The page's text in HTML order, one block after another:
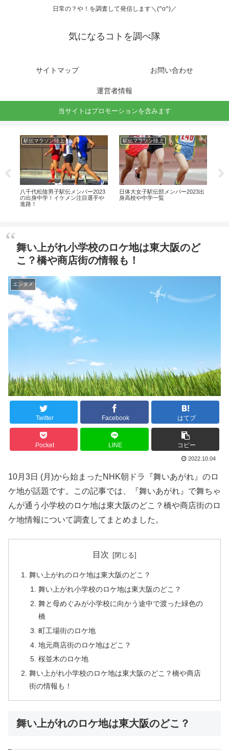
日常の？や！を調査して発信します＼(^o^)／
気になるコトを調べ隊
サイトマップ お問い合わせ
運営者情報
当サイトはプロモーションを含みます
駅伝マラソン陸上
八千代松陰男子駅伝メンバー2023
の出身中学！イケメン注目選手や
進路！
駅伝マラソン陸上
日体大女子駅伝部メンバー2023出
身高校や中学一覧
舞い上がれ小学校のロケ地は東大阪のど
こ？橋や商店街の情報も！
エンタメ
Twitter Facebook はてブ
Pocket LINE コピー
2022.10.04
10月3日 (月)から始まったNHK朝ドラ『舞いあがれ』のロ
ケ地が話題です。この記事では、『舞いあがれ』で舞ちゃ
んが通う小学校のロケ地は東大阪のどこ？橋や商店街のロ
ケ地情報について調査してまとめました。
目次
舞い上がれのロケ地は東大阪のどこ？
舞い上がれ小学校のロケ地は東大阪のどこ？
舞と母めぐみが小学校に向かう途中で渡った緑色の
橋
町工場街のロケ地
地元商店街のロケ地はどこ？
桜並木のロケ地
舞い上がれ小学校のロケ地は東大阪のどこ？橋や商店
街の情報も！
舞い上がれのロケ地は東大阪のどこ？